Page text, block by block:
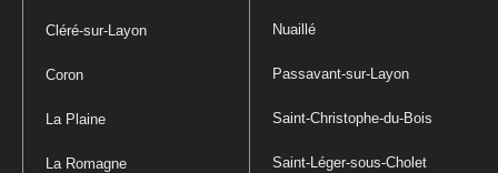
Cléré-sur-Layon
Coron
La Plaine
La Romagne
Nuaillé
Passavant-sur-Layon
Saint-Christophe-du-Bois
Saint-Léger-sous-Cholet